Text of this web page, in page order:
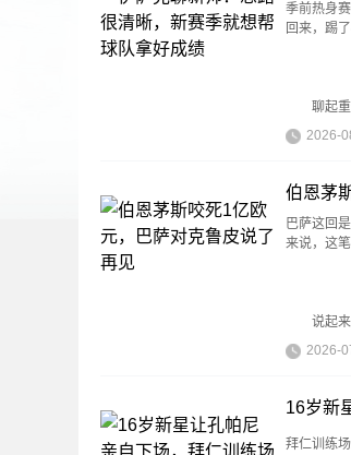
季前热身
回来，踢
聊起重
2026-
伯恩茅
巴萨这回
来说，这
说起来
2026-
16岁新
拜仁训练